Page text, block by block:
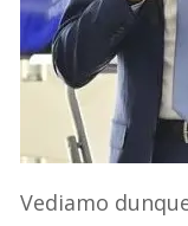
Vediamo